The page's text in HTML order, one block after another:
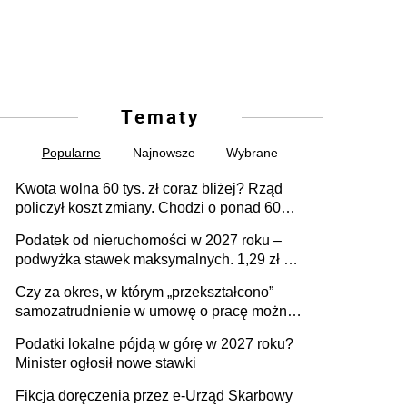
Tematy
Popularne Najnowsze Wybrane
Kwota wolna 60 tys. zł coraz bliżej? Rząd
policzył koszt zmiany. Chodzi o ponad 60
Podatek od nieruchomości w 2027 roku –
podwyżka stawek maksymalnych. 1,29 zł za
budynków i lokali związanych z
prowadzeniem działalności gospodarczej
Czy za okres, w którym „przekształcono”
samozatrudnienie w umowę o pracę można
umowy cywilnoprawnej jedynym
racjonalnym wyjściem
Podatki lokalne pójdą w górę w 2027 roku?
Minister ogłosił nowe stawki
Fikcja doręczenia przez e-Urząd Skarbowy